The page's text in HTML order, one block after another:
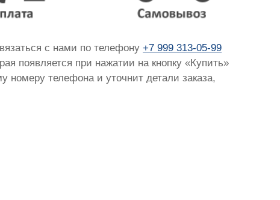
с нами по телефону+7 999 313-05-99
появляется при нажатии на кнопку «Купить»
номеру телефона и уточнит детали заказа,